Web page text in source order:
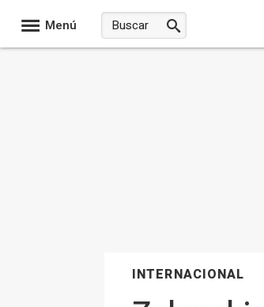
Menú
INTERNACIONAL